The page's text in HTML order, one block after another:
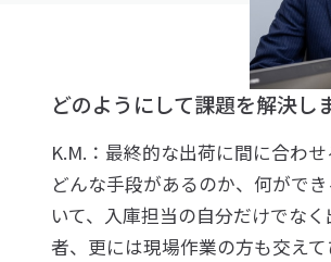
どのようにして課題を解決し
K.M.：最終的な出荷に間に合わ
どんな手段があるのか、何がで
いて、入庫担当の自分だけでな
者、更には現場作業の方も交え